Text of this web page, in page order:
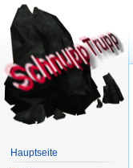
Hauptseite